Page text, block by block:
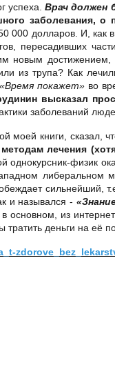
успеха.Врач должен
заболевания, о
000 долларов. И,
пересадивших
новым
из трупа? Как
«Время покажет» во
высказал
заболеваний
книги, сказал,
лечения
однокурсник-физик
либеральном
сильнейший,
и назывался -
из
деньги на её